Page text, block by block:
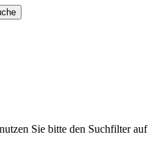
Sie bitte den Suchfilter auf